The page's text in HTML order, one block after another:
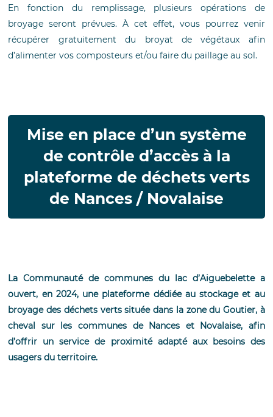
En fonction du remplissage, plusieurs opérations de
broyage seront prévues. À cet effet, vous pourrez venir
récupérer gratuitement du broyat de végétaux afin
d’alimenter vos composteurs et/ou faire du paillage au sol.
Mise en place d’un système
de contrôle d’accès à la
plateforme de déchets verts
de Nances / Novalaise
La Communauté de communes du lac d’Aiguebelette a
ouvert, en 2024, une plateforme dédiée au stockage et au
broyage des déchets verts située dans la zone du Goutier, à
cheval sur les communes de Nances et Novalaise, afin
d’offrir un service de proximité adapté aux besoins des
usagers du territoire.